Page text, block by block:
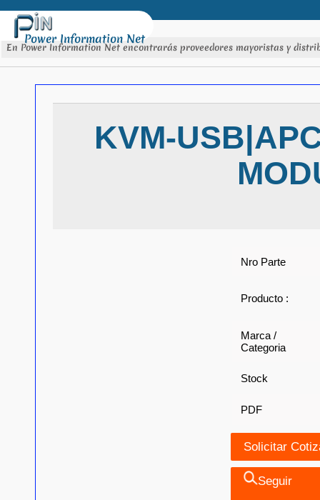
Power Information Net
En Power Information Net encontrarás proveedores mayoristas y
KVM-
Nro Parte
Producto :
Marca /
Categoria
Stock
PDF
Seguir